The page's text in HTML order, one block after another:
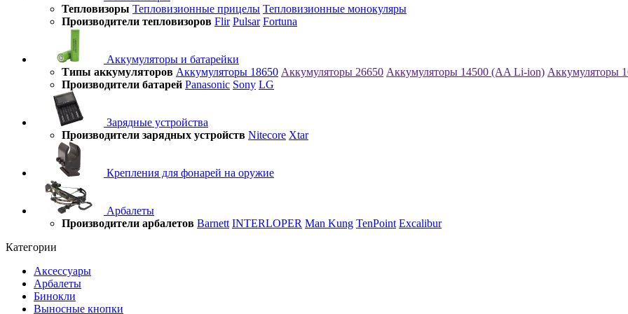
Тепловизоры Тепловизионные прицелы Тепловизионные монокуляры
Производители тепловизоров Flir Pulsar Fortuna
Аккумуляторы и батарейки
Типы аккумуляторов Аккумуляторы 18650 Аккумуляторы 26650 Аккумуляторы 14500 (AA Li-ion) Аккумуляторы
Производители батарей Panasonic Sony LG
Зарядные устройства
Производители зарядных устройств Nitecore Xtar
Крепления для фонарей на оружие
Арбалеты
Производители арбалетов Barnett INTERLOPER Man Kung TenPoint Excalibur
Категории
Аксессуары
Арбалеты
Бинокли
Выносные кнопки